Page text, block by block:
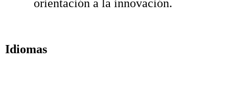
orientación a la innovación.
Idiomas